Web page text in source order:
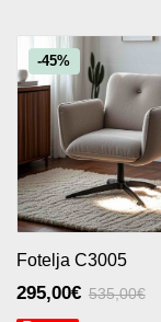
-45%
Fotelja C3005
535,00€
295,00€